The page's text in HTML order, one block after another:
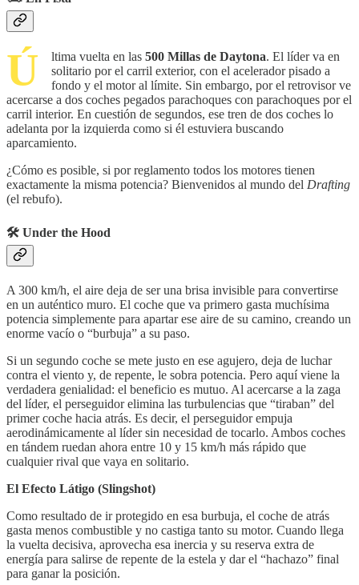
Ú ltima vuelta en las 500 Millas de Daytona. El líder va en
solitario por el carril exterior, con el acelerador pisado a
fondo y el motor al límite. Sin embargo, por el retrovisor ve
acercarse a dos coches pegados parachoques con parachoques por el
carril interior. En cuestión de segundos, ese tren de dos coches lo
adelanta por la izquierda como si él estuviera buscando
aparcamiento.
¿Cómo es posible, si por reglamento todos los motores tienen
exactamente la misma potencia? Bienvenidos al mundo del Drafting
(el rebufo).
🛠️ Under the Hood
A 300 km/h, el aire deja de ser una brisa invisible para convertirse
en un auténtico muro. El coche que va primero gasta muchísima
potencia simplemente para apartar ese aire de su camino, creando un
enorme vacío o “burbuja” a su paso.
Si un segundo coche se mete justo en ese agujero, deja de luchar
contra el viento y, de repente, le sobra potencia. Pero aquí viene la
verdadera genialidad: el beneficio es mutuo. Al acercarse a la zaga
del líder, el perseguidor elimina las turbulencias que “tiraban” del
primer coche hacia atrás. Es decir, el perseguidor empuja
aerodinámicamente al líder sin necesidad de tocarlo. Ambos coches
en tándem ruedan ahora entre 10 y 15 km/h más rápido que
cualquier rival que vaya en solitario.
El Efecto Látigo (Slingshot)
Como resultado de ir protegido en esa burbuja, el coche de atrás
gasta menos combustible y no castiga tanto su motor. Cuando llega
la vuelta decisiva, aprovecha esa inercia y su reserva extra de
energía para salirse de repente de la estela y dar el “hachazo” final
para ganar la posición.